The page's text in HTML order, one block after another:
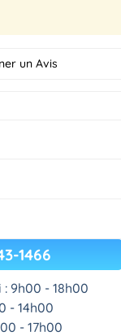
un Avis
1466
9h00 - 18h00
- 14h00
- 17h00